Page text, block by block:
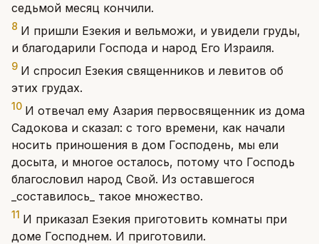
седьмой месяц кончили.
8 И пришли Езекия и вельможи, и увидели груды,
и благодарили Господа и народ Его Израиля.
9 И спросил Езекия священников и левитов об
этих грудах.
10 И отвечал ему Азария первосвященник из дома
Садокова и сказал: с того времени, как начали
носить приношения в дом Господень, мы ели
досыта, и многое осталось, потому что Господь
благословил народ Свой. Из оставшегося
_составилось_ такое множество.
11 И приказал Езекия приготовить комнаты при
доме Господнем. И приготовили.